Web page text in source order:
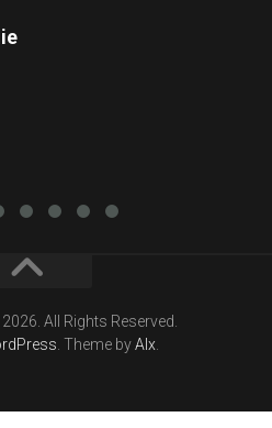
All Rights Reserved.
. Theme byAlx